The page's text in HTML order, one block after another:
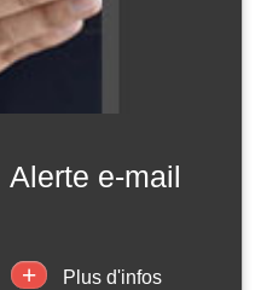
alerte e-mail
+ Plus d'infos